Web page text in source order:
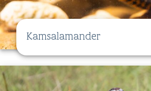
Kamsalamander